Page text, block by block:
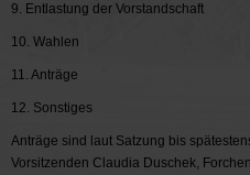
9. Entlastung der Vorstandschaft
10. Wahlen
11. Anträge
12. Sonstiges
Anträge sind laut Satzung bis
Vorsitzenden Claudia Duschek,